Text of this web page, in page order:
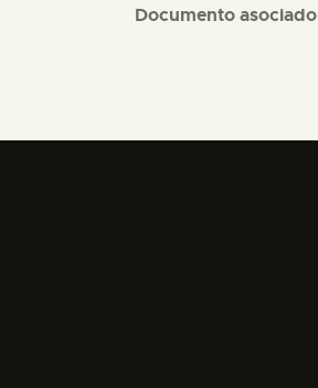
Documento asociado